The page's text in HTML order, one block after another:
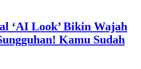
‘AI Look’ Bikin Wajah
Kamu Sudah